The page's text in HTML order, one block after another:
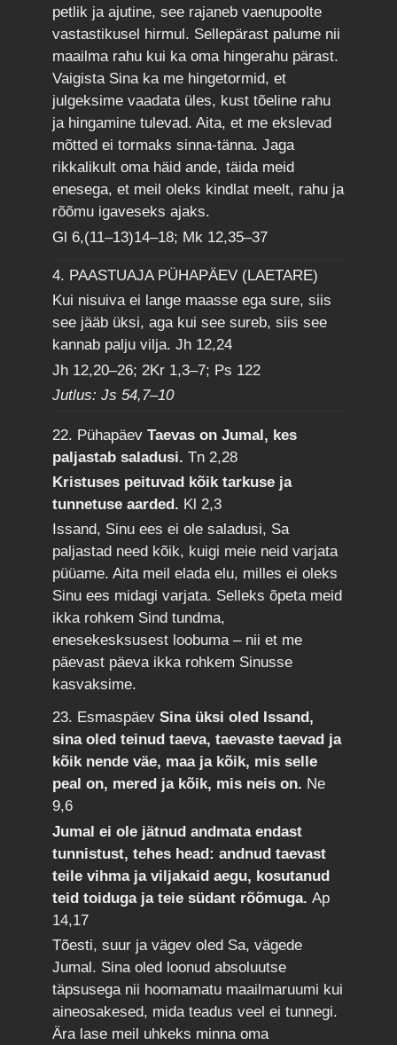
petlik ja ajutine, see rajaneb vaenupoolte
vastastikusel hirmul. Sellepärast palume nii
maailma rahu kui ka oma hingerahu pärast.
Vaigista Sina ka me hingetormid, et
julgeksime vaadata üles, kust tõeline rahu
ja hingamine tulevad. Aita, et me ekslevad
mõtted ei tormaks sinna-tänna. Jaga
rikkalikult oma häid ande, täida meid
enesega, et meil oleks kindlat meelt, rahu ja
rõõmu igaveseks ajaks.
Gl 6,(11–13)14–18; Mk 12,35–37
4. PAASTUAJA PÜHAPÄEV (LAETARE)
Kui nisuiva ei lange maasse ega sure, siis
see jääb üksi, aga kui see sureb, siis see
kannab palju vilja.Jh 12,24
Jh 12,20–26; 2Kr 1,3–7; Ps 122
Jutlus: Js 54,7–10
22. PühapäevTaevas on Jumal, kes
paljastab saladusi.Tn 2,28
Kristuses peituvad kõik tarkuse ja
tunnetuse aarded. Kl 2,3
Issand, Sinu ees ei ole saladusi, Sa
paljastad need kõik, kuigi meie neid varjata
püüame. Aita meil elada elu, milles ei oleks
Sinu ees midagi varjata. Selleks õpeta meid
ikka rohkem Sind tundma,
enesekesksusest loobuma – nii et me
päevast päeva ikka rohkem Sinusse
kasvaksime.
23. EsmaspäevSina üksi oled Issand,
sina oled teinud taeva, taevaste taevad ja
kõik nende väe, maa ja kõik, mis selle
peal on, mered ja kõik, mis neis on. Ne
9,6
Jumal ei ole jätnud andmata endast
tunnistust, tehes head: andnud taevast
teile vihma ja viljakaid aegu, kosutanud
teid toiduga ja teie südant rõõmuga.Ap
14,17
Tõesti, suur ja vägev oled Sa, vägede
Jumal. Sina oled loonud absoluutse
täpsusega nii hoomamatu maailmaruumi kui
aineosakesed, mida teadus veel ei tunnegi.
Ära lase meil uhkeks minna oma